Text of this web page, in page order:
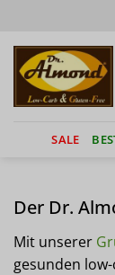
springen
SALE
Der Dr.
Mit unserer
gesunden